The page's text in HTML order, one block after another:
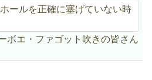
ールを正確に塞げていない時
ボエ・ファゴット吹きの皆さん